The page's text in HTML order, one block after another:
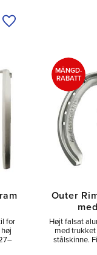
Tilføj til ønskeliste
for
Outer
Højt falsat
med
stålskinne.
MÄNGD-
RABATT